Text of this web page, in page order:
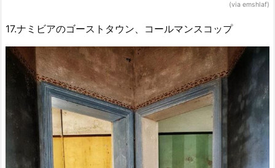
(via emshlaf)
17.ナミビアのゴーストタウン、コールマンスコップ